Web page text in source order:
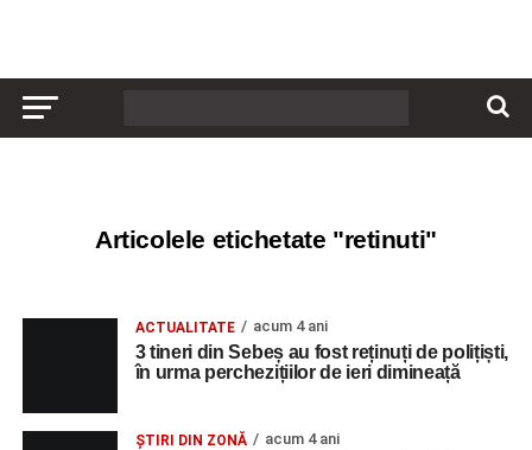
Articolele etichetate "retinuti"
ACTUALITATE acum 4 ani
3 tineri din Sebeș au fost reținuți de polițiști,
în urma perchezițiilor de ieri dimineață
ȘTIRI DIN ZONĂ acum 4 ani